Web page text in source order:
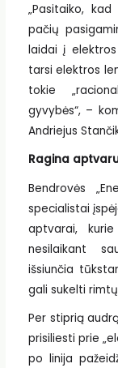
„Pasitaiko,
pačių
laidai į elektros
tarsi elektros
tokie
gyvybės“, –
Andriejus
Ragina
Bendrovės
specialistai
aptvarai,
nesilaikant
išsiunčia
gali sukelti
Per stiprią
prisiliesti prie
po linija